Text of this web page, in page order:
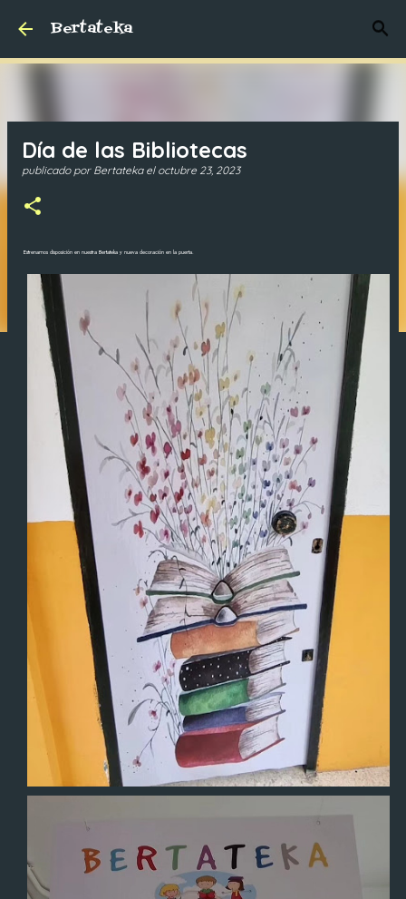
Bertateka
Día de las Bibliotecas
publicado por Bertateka el octubre 23, 2023
Estrenamos disposición en nuestra Bertateka y nueva decoración en la puerta.